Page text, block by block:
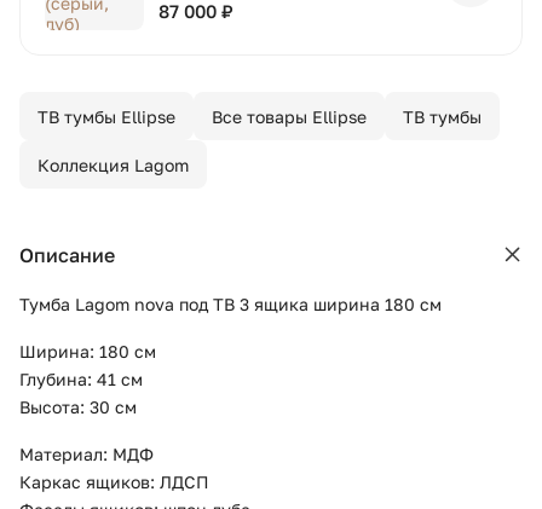
87 000 ₽
ТВ тумбы Ellipse Все товары Ellipse ТВ тумбы
Коллекция Lagom
Описание
Тумба Lagom nova под ТВ 3 ящика ширина 180 см
Ширина: 180 см
Глубина: 41 см
Высота: 30 см
Материал: МДФ
Каркас ящиков: ЛДСП